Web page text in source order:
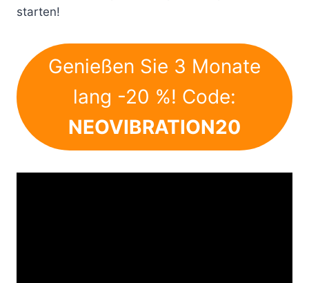
starten!
Genießen Sie 3 Monate
lang -20 %! Code:
NEOVIBRATION20